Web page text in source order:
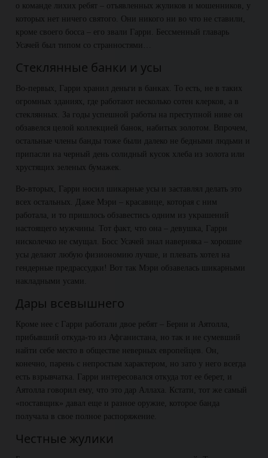
о команде лихих ребят – отъявленных жуликов и мошенников, у
которых нет ничего святого. Они никого ни во что не ставили,
кроме своего босса – его звали Гарри. Бессменный главарь
Усачей был типом со странностями…
Стеклянные банки и усы
Во-первых, Гарри хранил деньги в банках. То есть, не в таких
огромных зданиях, где работают несколько сотен клерков, а в
стеклянных. За годы успешной работы на преступной ниве он
обзавелся целой коллекцией банок, набитых золотом. Впрочем,
остальные члены банды тоже были далеко не бедными людьми и
припасли на черный день солидный кусок хлеба из золота или
хрустящих зеленых бумажек.
Во-вторых, Гарри носил шикарные усы и заставлял делать это
всех остальных. Даже Мэри – красавице, которая с ним
работала, и то пришлось обзавестись одним из украшений
настоящего мужчины. Тот факт, что она – девушка, Гарри
нисколечко не смущал. Босс Усачей знал наверняка – хорошие
усы делают любую физиономию лучше, и плевать хотел на
гендерные предрассудки! Вот так Мэри обзавелась шикарными
накладными усами.
Дары всевышнего
Кроме нее с Гарри работали двое ребят – Берни и Аятолла,
прибывший откуда-то из Афганистана, но так и не сумевший
найти себе место в обществе неверных европейцев. Он,
конечно, парень с непростым характером, но зато у него всегда
есть взрывчатка. Гарри интересовался откуда тот ее берет, и
Аятолла говорил ему, что это дар Аллаха. Кстати, тот же самый
«поставщик» давал еще и разное оружие, которое банда
получала в свое полное распоряжение.
Честные жулики